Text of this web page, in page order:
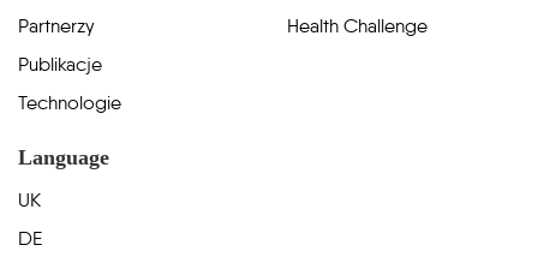
Partnerzy
Publikacje
Technologie
Health Challenge
Language
UK
DE